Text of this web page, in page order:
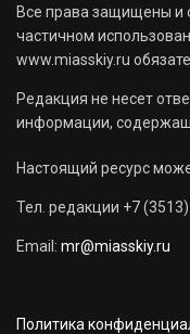
Все права защищены и
частичном
www.miasskiy.ru
Редакция не несет
информации,
Настоящий ресурс
Тел. редакции +7
Email: mr@miasskiy.ru
Политика